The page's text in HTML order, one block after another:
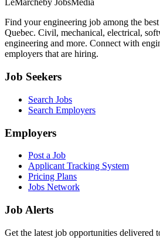
LeMarchéby JobsMedia
Find your engineering job among the
Quebec. Civil, mechanical, electrical,
engineering and more. Connect with
employers that are hiring.
Job Seekers
Search Jobs
Search Employers
Employers
Post a Job
Applicant Tracking System
Pricing Plans
Jobs Network
Job Alerts
Get the latest job opportunities delivered